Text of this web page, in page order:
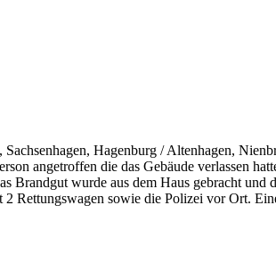
Hagenburg / Altenhagen,
angetroffen die das Gebäude verlassen
Brandgut wurde aus dem Haus gebracht
Rettungswagen sowie die Polizei vor Ort.